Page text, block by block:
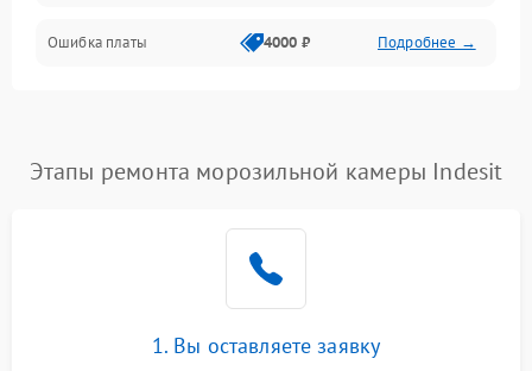
Ошибка платы 4000 ₽ Подробнее →
Этапы ремонта морозильной камеры Indesit
1. Вы оставляете заявку